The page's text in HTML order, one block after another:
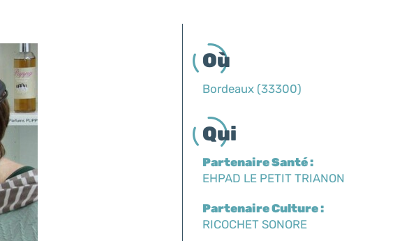
Où
Bordeaux (33300)
Qui
Partenaire Santé :
EHPAD LE PETIT TRIANON
Partenaire Culture :
RICOCHET SONORE